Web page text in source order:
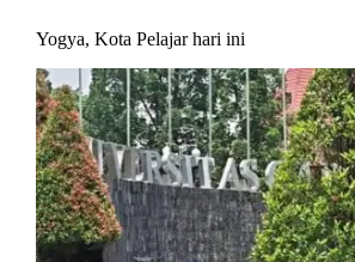
Yogya, Kota Pelajar hari ini